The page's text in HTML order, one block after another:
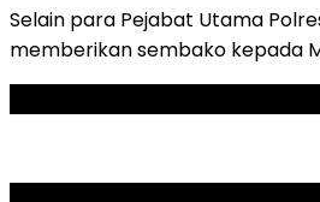
Selain para Pejabat Utama
memberikan sembako kepada